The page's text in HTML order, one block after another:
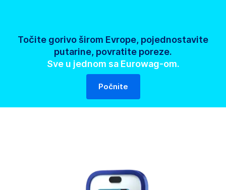
Točite gorivo širom Evrope, pojednostavite
putarine, povratite poreze.
Sve u jednom sa Eurowag-om.
Počnite